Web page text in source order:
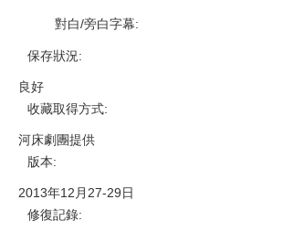
對白/旁白字幕:
保存狀況:
良好
收藏取得方式:
河床劇團提供
版本:
2013年12月27-29日
修復記錄: